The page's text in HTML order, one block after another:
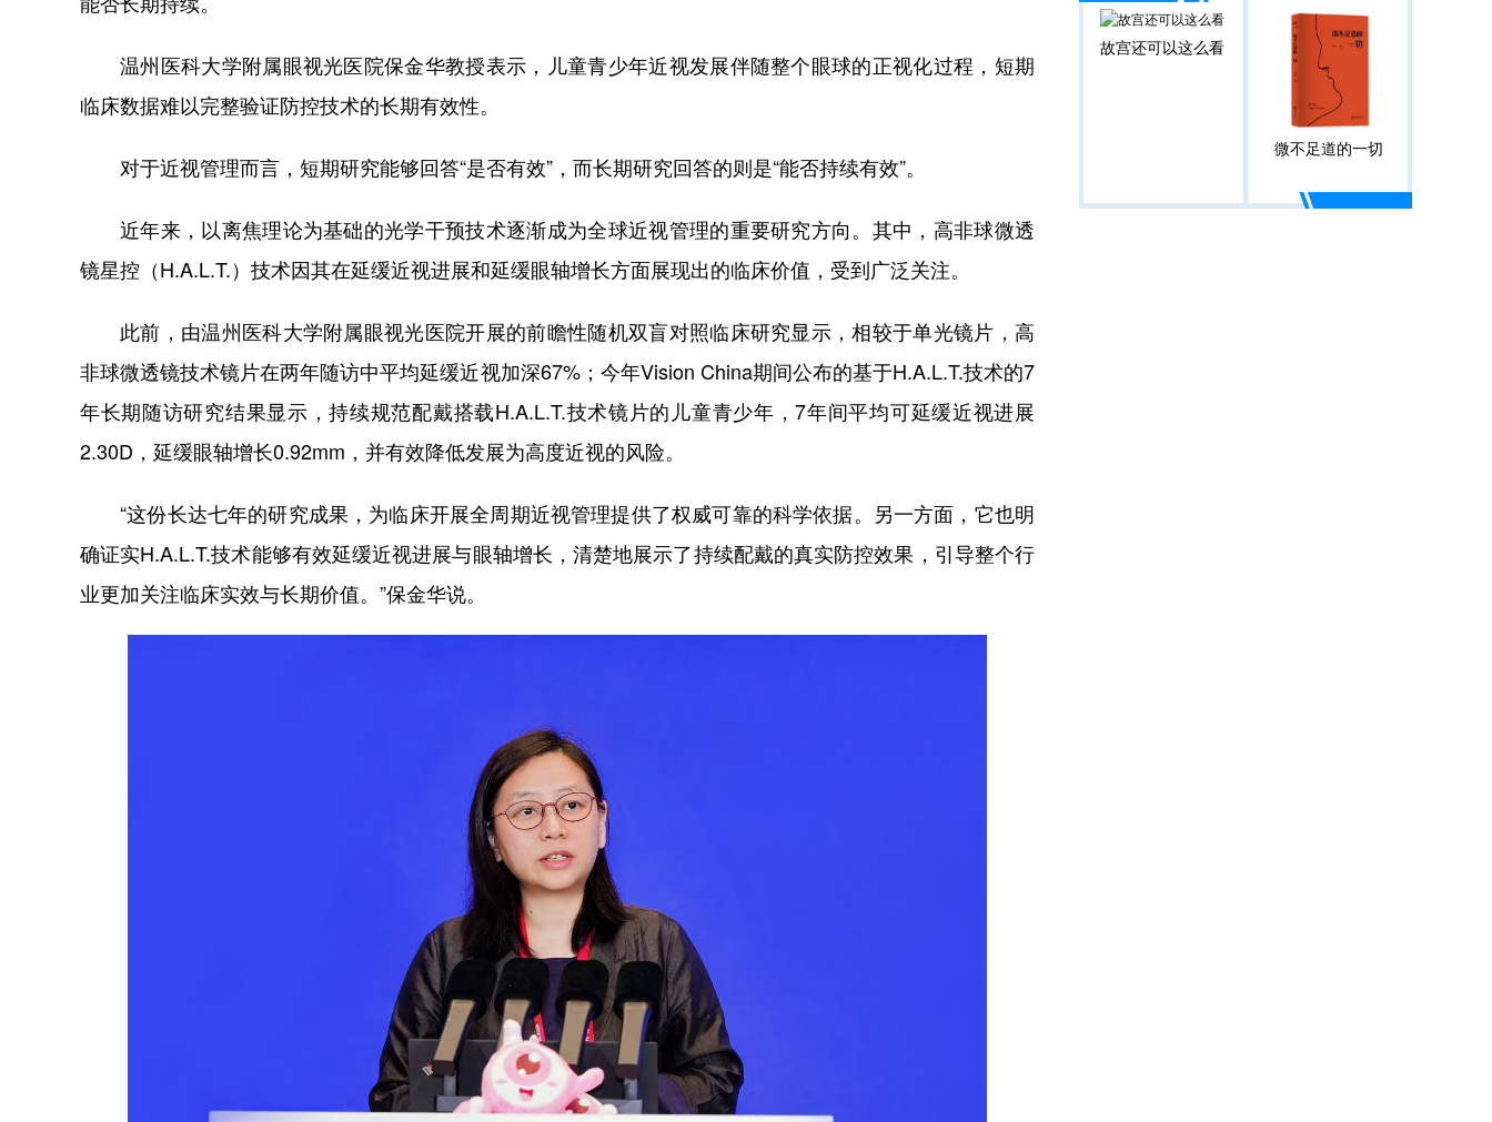
温州医科大学附属眼视光医院保金华教授表示，儿童青少年近视发展伴随整个眼球的正视化过程，短期
临床数据难以完整验证防控技术的长期有效性。
对于近视管理而言，短期研究能够回答“是否有效”，而长期研究回答的则是“能否持续有效”。
近年来，以离焦理论为基础的光学干预技术逐渐成为全球近视管理的重要研究方向。其中，高非球微透
镜星控（H.A.L.T.）技术因其在延缓近视进展和延缓眼轴增长方面展现出的临床价值，受到广泛关注。
此前，由温州医科大学附属眼视光医院开展的前瞻性随机双盲对照临床研究显示，相较于单光镜片，高
非球微透镜技术镜片在两年随访中平均延缓近视加深67%；今年Vision China期间公布的基于H.A.L.T.技术的7
年长期随访研究结果显示，持续规范配戴搭载H.A.L.T.技术镜片的儿童青少年，7年间平均可延缓近视进展
2.30D，延缓眼轴增长0.92mm，并有效降低发展为高度近视的风险。
“这份长达七年的研究成果，为临床开展全周期近视管理提供了权威可靠的科学依据。另一方面，它也明
确证实H.A.L.T.技术能够有效延缓近视进展与眼轴增长，清楚地展示了持续配戴的真实防控效果，引导整个行
业更加关注临床实效与长期价值。”保金华说。
故宫还可以这么看
微不足道的一切